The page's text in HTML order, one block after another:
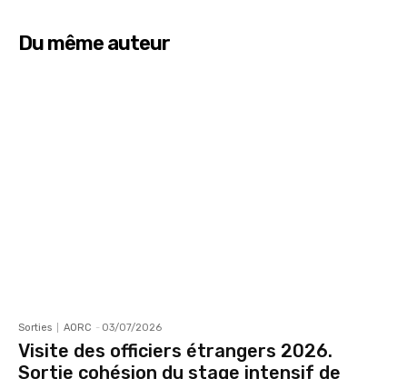
Du même auteur
Sorties AORC - 03/07/2026
Visite des officiers étrangers 2026.
Sortie cohésion du stage intensif de